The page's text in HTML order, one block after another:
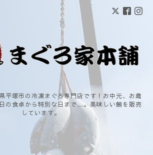
平塚市の冷凍まぐろ専門店です！お中元、お歳
の食卓から特別な日まで…。美味しい鮪を販売
しています。